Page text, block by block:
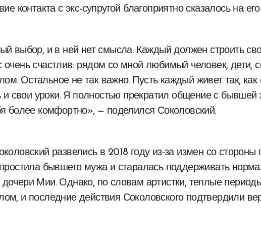
контакта с экс-супругой благоприятно сказалось на
выбор, и в ней нет смысла. Каждый должен строить
счастлив: рядом со мной любимый человек, дети,
Остальное не так важно. Пусть каждый живет так, как
и свои уроки. Я полностью прекратил общение с бывшей
более комфортно», — поделился Соколовский.
развелись в 2018 году из-за измен со стороны
бывшего мужа и старалась поддерживать
Мии. Однако, по словам артистки, теплые
и последние действия Соколовского подтвердили